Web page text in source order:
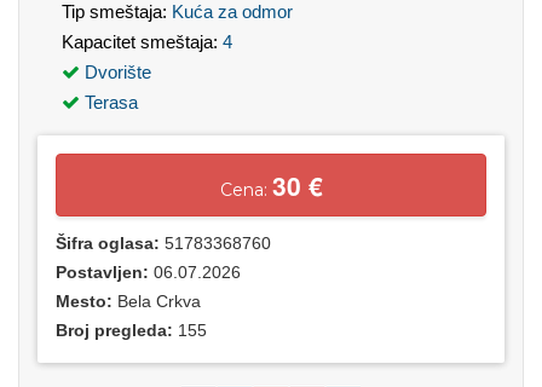
Tip smeštaja: Kuća za odmor
Kapacitet smeštaja: 4
Dvorište
Terasa
Cena: 30 €
Šifra oglasa: 51783368760
Postavljen: 06.07.2026
Mesto: Bela Crkva
Broj pregleda: 155